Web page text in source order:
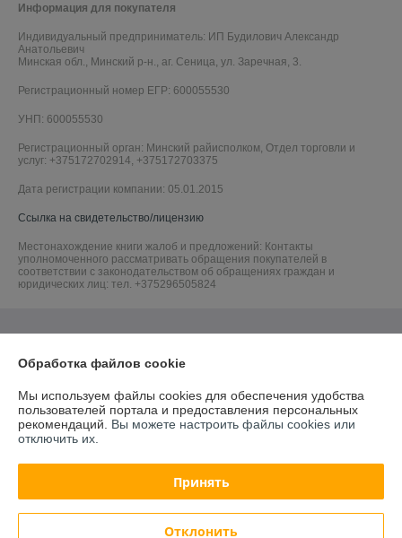
Информация для покупателя
Индивидуальный предприниматель: ИП Будилович Александр
Анатольевич
Минская обл., Минский р-н., аг. Сеница, ул. Заречная, 3.
Регистрационный номер ЕГР: 600055530
УНП: 600055530
Регистрационный орган: Минский райисполком, Отдел торговли и
услуг: +375172702914, +375172703375
Дата регистрации компании: 05.01.2015
Ссылка на свидетельство/лицензию
Местонахождение книги жалоб и предложений: Контакты
уполномоченного рассматривать обращения покупателей в
соответствии с законодательством об обращениях граждан и
юридических лиц: тел. +375296505824
Обработка файлов cookie
Мы используем файлы cookies для обеспечения удобства
пользователей портала и предоставления персональных
рекомендаций. Вы можете настроить файлы cookies или
отключить их.
Принять
Отклонить